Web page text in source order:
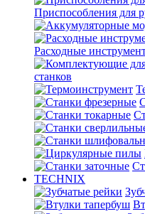
Приспособления для
Расходные
станков
TECHNIX